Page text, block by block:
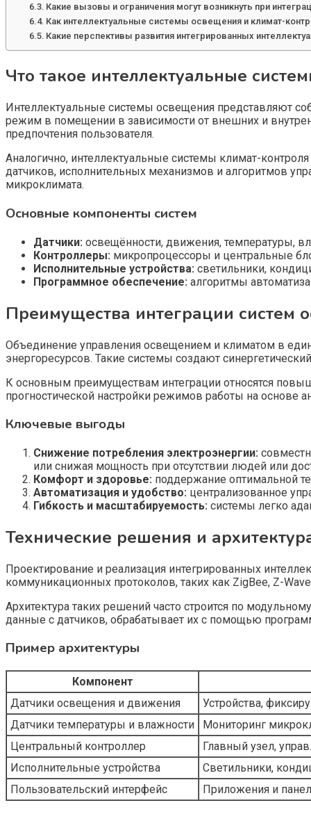
Какие вызовы и ограничения могут возникнуть при
Как интеллектуальные системы освещения и климат-
Какие перспективы развития интегрированных
Что такое интеллектуальные
Интеллектуальные системы освещения представляют
режим в помещении в зависимости от внешних и
предпочтения пользователя.
Аналогично, интеллектуальные системы климат-
датчиков, исполнительных механизмов и алгоритмов
микроклимата.
Основные компоненты систем
Датчики: освещённости, движения, температуры,
Контроллеры: микропроцессоры и центральные
Исполнительные устройства: светильники,
Программное обеспечение: алгоритмы
Преимущества интеграции систем
Объединение управления освещением и климатом в
энергоресурсов. Такие системы создают
К основным преимуществам интеграции относятся
прогностической настройки режимов работы на основе
Ключевые выгоды
Снижение потребления электроэнергии:
или снижая мощность при отсутствии людей или
Комфорт и здоровье: поддержание оптимальной
Автоматизация и удобство: централизованное
Гибкость и масштабируемость: системы легко
Технические решения и
Проектирование и реализация интегрированных
коммуникационных протоколов, таких как ZigBee, Z-
Архитектура таких решений часто строится по
данные с датчиков, обрабатывает их с помощью
Пример архитектуры
Компонент
Датчики освещения и движения
Устройства,
Датчики температуры и влажности
Мониторинг
Центральный контроллер
Главный узел,
Исполнительные устройства
Светильники,
Пользовательский интерфейс
Приложения и